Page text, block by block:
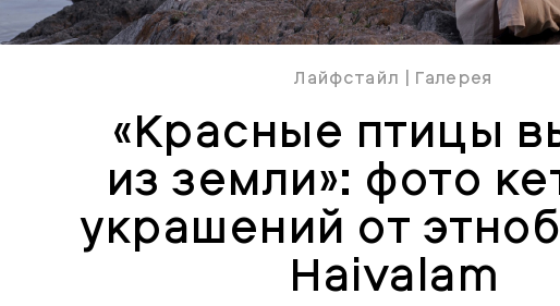
Лайфстайл | Галерея
«Красные птицы
из земли»: фото
украшений от
Haivalam